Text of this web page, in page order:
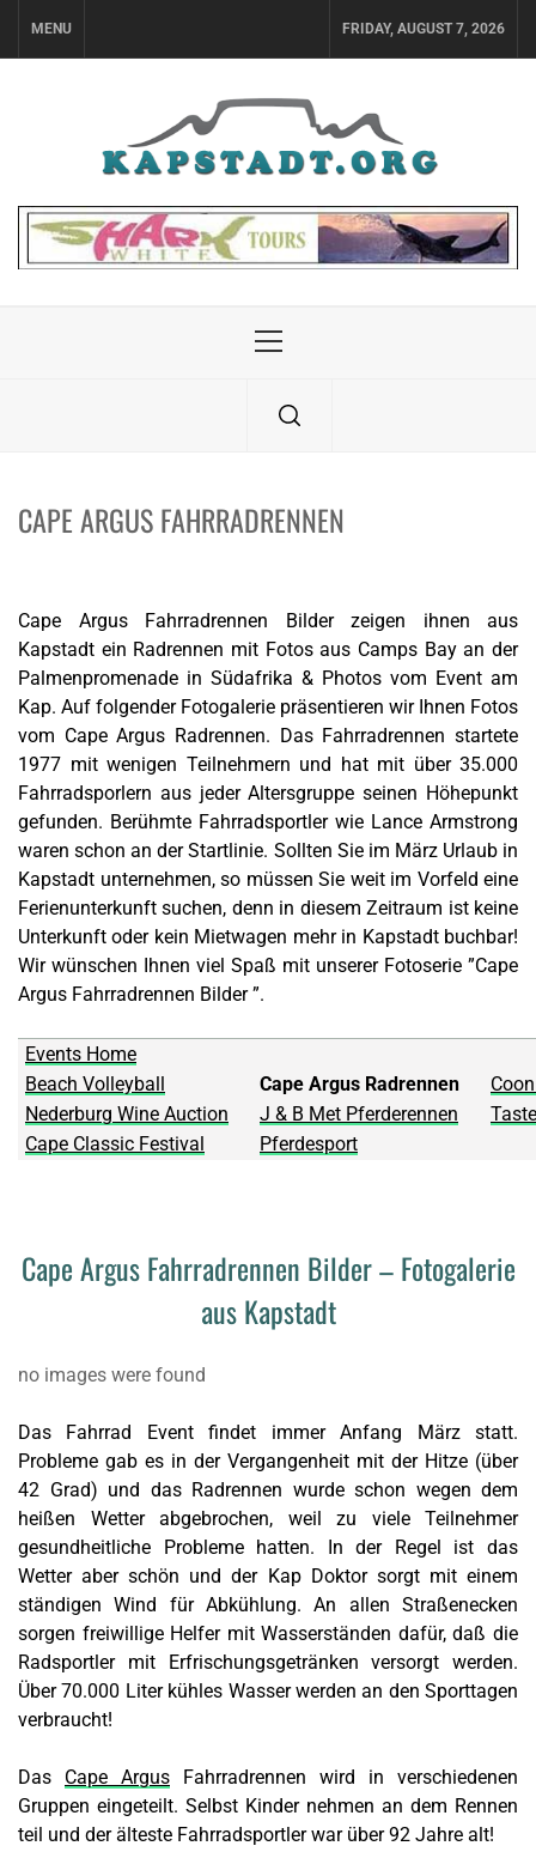
MENU FRIDAY, AUGUST 7, 2026
Menu
CAPE ARGUS FAHRRADRENNEN
Cape Argus Fahrradrennen Bilder zeigen ihnen aus
Kapstadt ein Radrennen mit Fotos aus Camps Bay an der
Palmenpromenade in Südafrika & Photos vom Event am
Kap. Auf folgender Fotogalerie präsentieren wir Ihnen Fotos
vom Cape Argus Radrennen. Das Fahrradrennen startete
1977 mit wenigen Teilnehmern und hat mit über 35.000
Fahrradsporlern aus jeder Altersgruppe seinen Höhepunkt
gefunden. Berühmte Fahrradsportler wie Lance Armstrong
waren schon an der Startlinie. Sollten Sie im März Urlaub in
Kapstadt unternehmen, so müssen Sie weit im Vorfeld eine
Ferienunterkunft suchen, denn in diesem Zeitraum ist keine
Unterkunft oder kein Mietwagen mehr in Kapstadt buchbar!
Wir wünschen Ihnen viel Spaß mit unserer Fotoserie ”Cape
Argus Fahrradrennen Bilder ”.
Events Home
Beach Volleyball
Cape Argus Radrennen
Nederburg Wine Auction
J & B Met Pferderennen
Cape Classic Festival
Pferdesport
Cape Argus Fahrradrennen Bilder – Fotogalerie
aus Kapstadt
no images were found
Das Fahrrad Event findet immer Anfang März statt.
Probleme gab es in der Vergangenheit mit der Hitze (über
42 Grad) und das Radrennen wurde schon wegen dem
heißen Wetter abgebrochen, weil zu viele Teilnehmer
gesundheitliche Probleme hatten. In der Regel ist das
Wetter aber schön und der Kap Doktor sorgt mit einem
ständigen Wind für Abkühlung. An allen Straßenecken
sorgen freiwillige Helfer mit Wasserständen dafür, daß die
Radsportler mit Erfrischungsgetränken versorgt werden.
Über 70.000 Liter kühles Wasser werden an den Sporttagen
verbraucht!
Das Cape Argus Fahrradrennen wird in verschiedenen
Gruppen eingeteilt. Selbst Kinder nehmen an dem Rennen
teil und der älteste Fahrradsportler war über 92 Jahre alt!